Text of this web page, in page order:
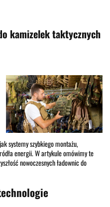
kamizelek taktycznych
systemy szybkiego montażu,
energii. W artykule omówimy te
nowoczesnych ładownic do